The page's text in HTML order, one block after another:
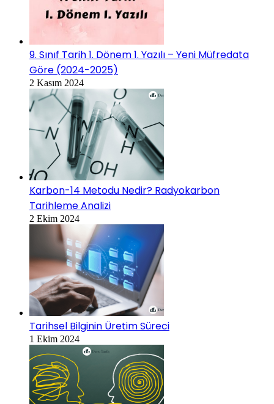
9. Sınıf Tarih 1. Dönem 1. Yazılı – Yeni Müfredata
Göre (2024-2025)
2 Kasım 2024
Karbon-14 Metodu Nedir? Radyokarbon
Tarihleme Analizi
2 Ekim 2024
Tarihsel Bilginin Üretim Süreci
1 Ekim 2024